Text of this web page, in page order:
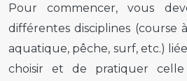
Pour commencer, vous
différentes disciplines (course
aquatique, pêche, surf, etc.)
choisir et de pratiquer